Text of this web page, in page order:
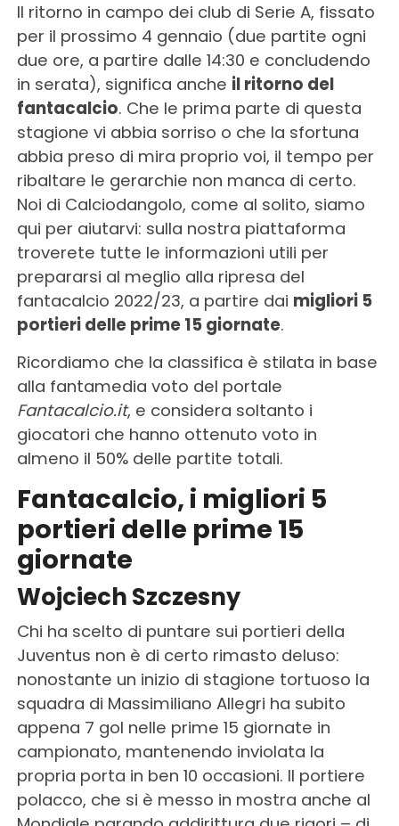
Il ritorno in campo dei club di Serie A, fissato
per il prossimo 4 gennaio (due partite ogni
due ore, a partire dalle 14:30 e concludendo
in serata), significa anche il ritorno del
fantacalcio. Che le prima parte di questa
stagione vi abbia sorriso o che la sfortuna
abbia preso di mira proprio voi, il tempo per
ribaltare le gerarchie non manca di certo.
Noi di Calciodangolo, come al solito, siamo
qui per aiutarvi: sulla nostra piattaforma
troverete tutte le informazioni utili per
prepararsi al meglio alla ripresa del
fantacalcio 2022/23, a partire dai migliori 5
portieri delle prime 15 giornate.
Ricordiamo che la classifica è stilata in base
alla fantamedia voto del portale
Fantacalcio.it, e considera soltanto i
giocatori che hanno ottenuto voto in
almeno il 50% delle partite totali.
Fantacalcio, i migliori 5
portieri delle prime 15
giornate
Wojciech Szczesny
Chi ha scelto di puntare sui portieri della
Juventus non è di certo rimasto deluso:
nonostante un inizio di stagione tortuoso la
squadra di Massimiliano Allegri ha subito
appena 7 gol nelle prime 15 giornate in
campionato, mantenendo inviolata la
propria porta in ben 10 occasioni. Il portiere
polacco, che si è messo in mostra anche al